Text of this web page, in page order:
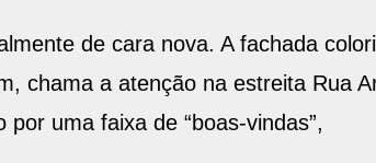
de cara nova. A fachada
chama a atenção na estreita Rua
uma faixa de “boas-vindas”,